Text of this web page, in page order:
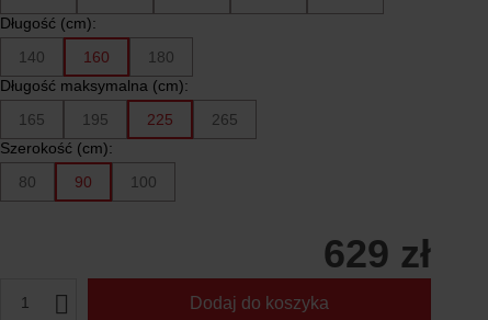
Długość (cm):
140
160
180
Długość maksymalna (cm):
165
195 225
265
Szerokość (cm):
80
90 100
629 zł
1 Dodaj do koszyka